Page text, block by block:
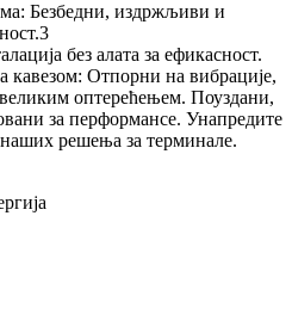
Безбедни, издржљиви и
без алата за ефикасност.
Отпорни на вибрације,
оптерећењем. Поуздани,
за перформансе. Унапредите
наших решења за терминале.